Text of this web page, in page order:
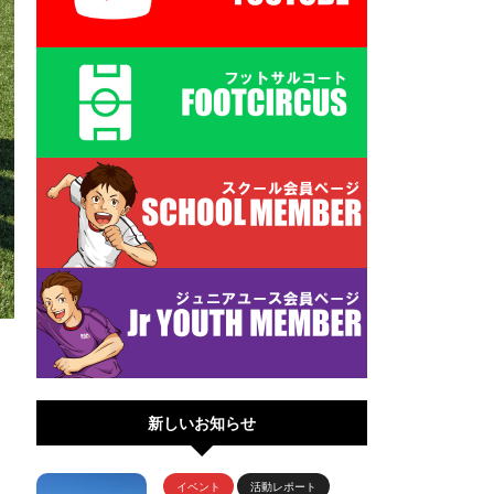
新しいお知らせ
イベント 活動レポート